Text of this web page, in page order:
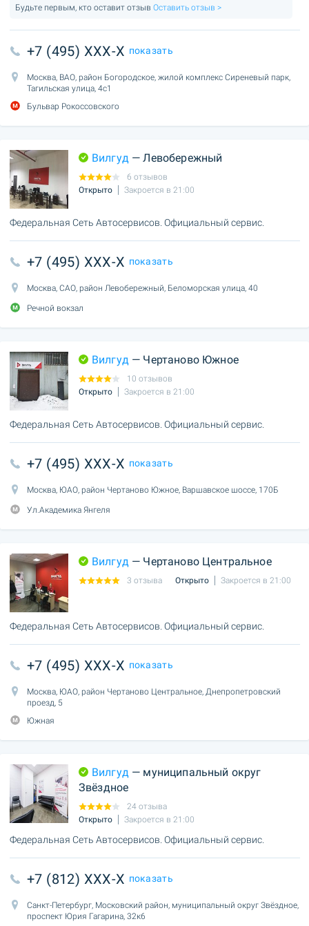
Будьте первым, кто оставит отзыв Оставить отзыв >
+7 (495) XXX-X показать
Москва, ВАО, район Богородское, жилой комплекс Сиреневый парк,
Тагильская улица, 4с1
Бульвар Рокоссовского
Вилгуд — Левобережный
6 отзывов
Открыто
Закроется в 21:00
Федеральная Сеть Автосервисов. Официальный сервис.
+7 (495) XXX-X показать
Москва, САО, район Левобережный, Беломорская улица, 40
Речной вокзал
Вилгуд — Чертаново Южное
10 отзывов
Открыто
Закроется в 21:00
Федеральная Сеть Автосервисов. Официальный сервис.
+7 (495) XXX-X показать
Москва, ЮАО, район Чертаново Южное, Варшавское шоссе, 170Б
Ул.Академика Янгеля
Вилгуд — Чертаново Центральное
3 отзыва Открыто Закроется в 21:00
Федеральная Сеть Автосервисов. Официальный сервис.
+7 (495) XXX-X показать
Москва, ЮАО, район Чертаново Центральное, Днепропетровский
проезд, 5
Южная
Вилгуд — муниципальный округ
Звёздное
24 отзыва
Открыто
Закроется в 21:00
Федеральная Сеть Автосервисов. Официальный сервис.
+7 (812) XXX-X показать
Санкт-Петербург, Московский район, муниципальный округ Звёздное,
проспект Юрия Гагарина, 32к6